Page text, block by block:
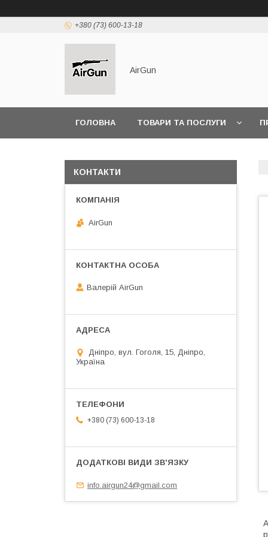
+380 (73) 600-13-18
AirGun
ГОЛОВНА ТОВАРИ ТА ПОСЛУГИ
КОНТАКТИ
AirGun
Валерій AirGun
Дніпро, вул. Гоголя, 15, Дніпро,
Україна
+380 (73) 600-13-18
info.airgun24@gmail.com